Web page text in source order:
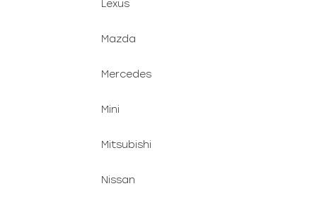
Lexus
Mazda
Mercedes
Mini
Mitsubishi
Nissan